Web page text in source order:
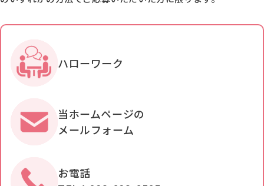
ハローワーク
当ホームページの
メールフォーム
お電話